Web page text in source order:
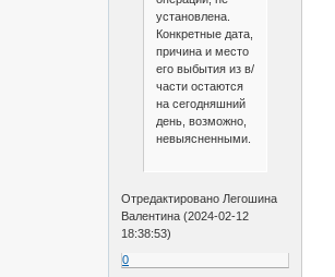
установлена.
Конкретные дата,
причина и место
его выбытия из в/
части остаются
на сегодняшний
день, возможно,
невыясненными.
Отредактировано Легошина
Валентина (2024-02-12
18:38:53)
0